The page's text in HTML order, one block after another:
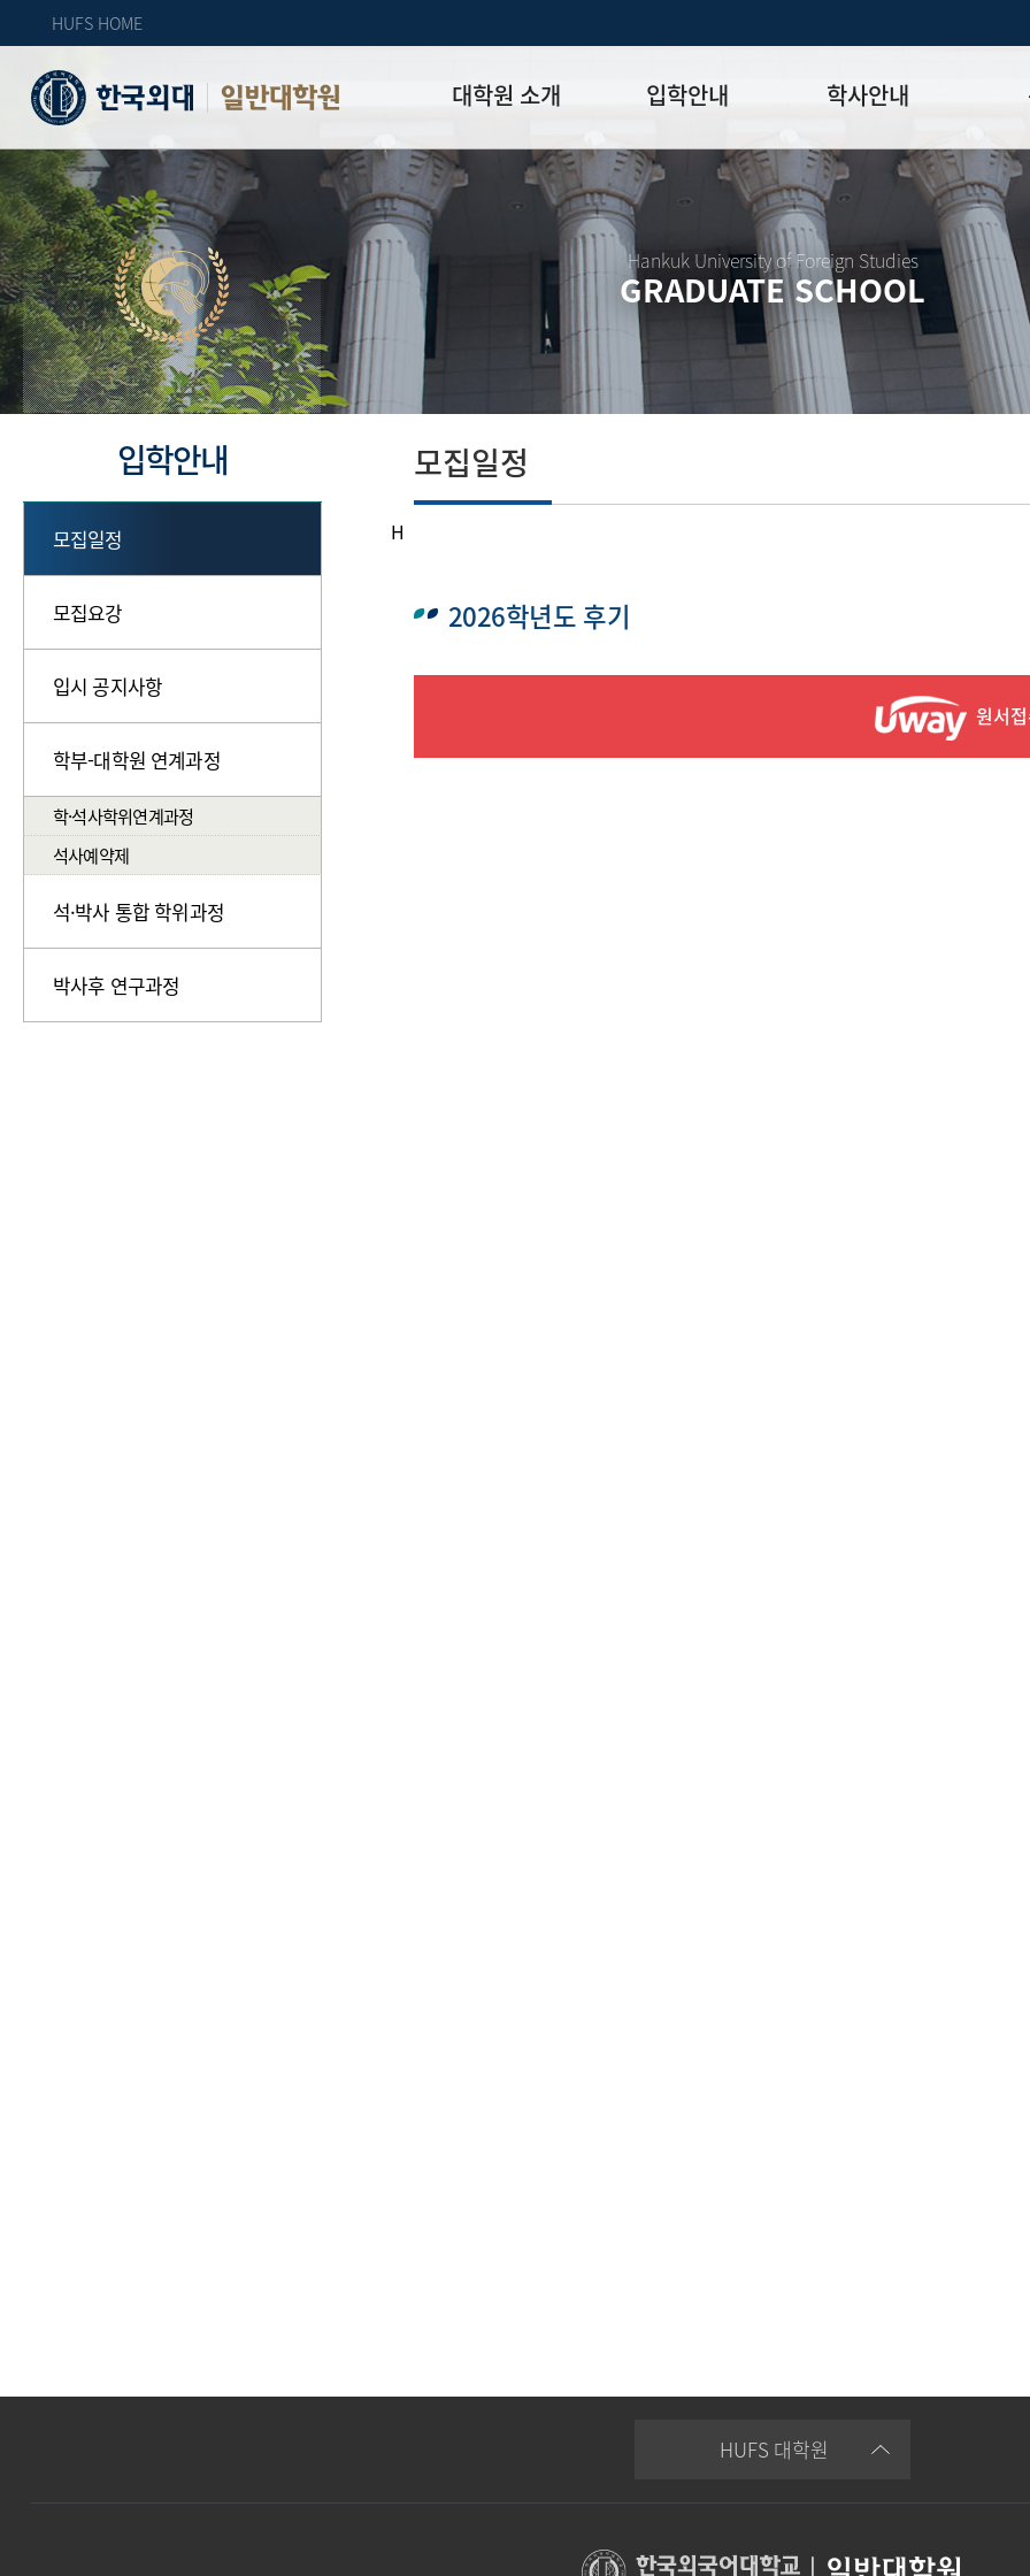
HUFS HOME
일반대학원 대학원 소개
원장인사
연혁
주임교수 연락처
자체 평가
입학안내
모집일정
모집요강
입시 공지사항
학부-대학원 연계과정
석·박사 통합 학위과정
박사후 연구과정
학사안내
학사일정표
강의시간표
수업
학적
장학
외국어시험
종합시험
제 규정
학위논
논문작
양식함
논문지도_
학위논
연구윤
연구윤
연구윤리
Hankuk University of Foreign Studies
GRADUATE SCHOOL
입학안내
모집일정
모집요강
입시 공지사항
학부-대학원 연계과정
학·석사학위연계과정
석사예약제
석·박사 통합 학위과정
박사후 연구과정
H
모집일정
2026학년도 후기
원서
HUFS 대학원